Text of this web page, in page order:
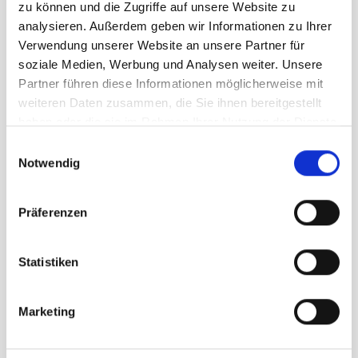
zu können und die Zugriffe auf unsere Website zu
analysieren. Außerdem geben wir Informationen zu Ihrer
Verwendung unserer Website an unsere Partner für
soziale Medien, Werbung und Analysen weiter. Unsere
Partner führen diese Informationen möglicherweise mit
weiteren Daten zusammen, die Sie ihnen bereitgestellt
Notwendig
Präferenzen
Statistiken
Marketing